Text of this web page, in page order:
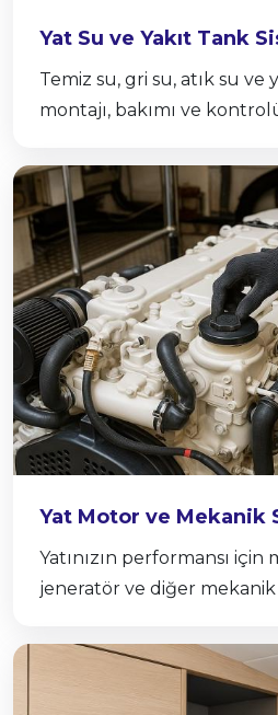
Kurumsal
Hizmetler
Modeller
Galeri
Haberler
İletişim
Yat Su ve Yakıt Tank
Temiz su, gri su, atık su ve
montajı, bakımı ve
Yat Motor ve Mekanik
Yatınızın performansı için
jeneratör ve diğer mekanik